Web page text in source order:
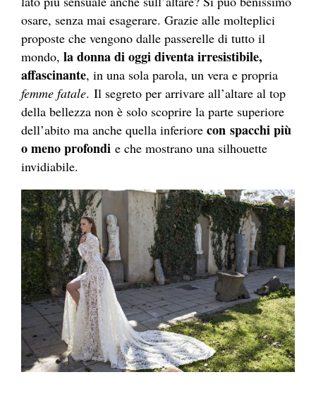
osare, senza mai esagerare. Grazie alle molteplici
proposte che vengono dalle passerelle di tutto il
mondo, la donna di oggi diventa irresistibile,
affascinante, in una sola parola, un vera e propria
femme fatale. Il segreto per arrivare all’altare al top
della bellezza non è solo scoprire la parte superiore
dell’abito ma anche quella inferiore con spacchi più
o meno profondi e che mostrano una silhouette
invidiabile.